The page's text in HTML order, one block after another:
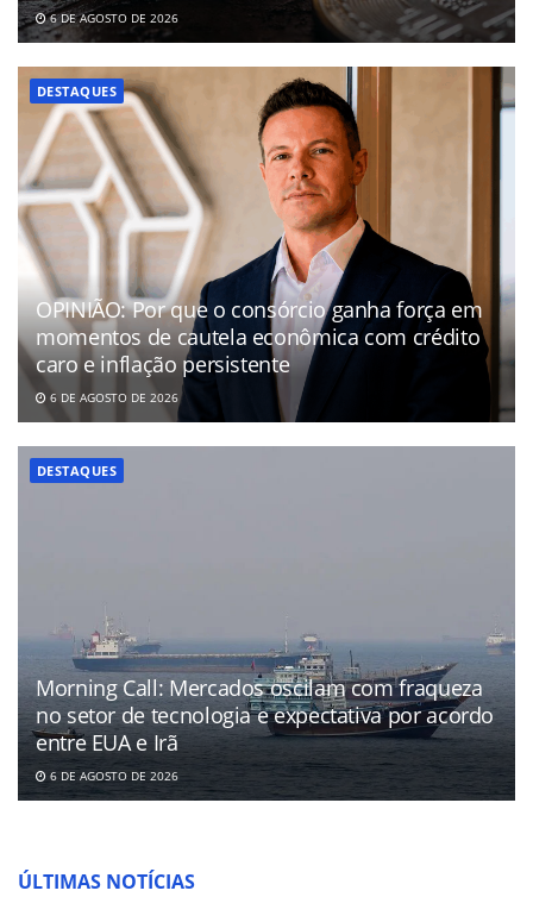
6 DE AGOSTO DE 2026
DESTAQUES
OPINIÃO: Por que o consórcio ganha força em
momentos de cautela econômica com crédito
caro e inflação persistente
6 DE AGOSTO DE 2026
DESTAQUES
Morning Call: Mercados oscilam com fraqueza
no setor de tecnologia e expectativa por acordo
entre EUA e Irã
6 DE AGOSTO DE 2026
ÚLTIMAS NOTÍCIAS